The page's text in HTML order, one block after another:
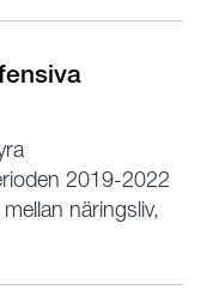
2019-2022
näringsliv,